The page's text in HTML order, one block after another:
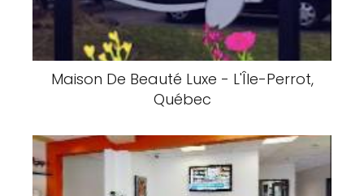
Maison De Beauté Luxe - L'Île-Perrot,
Québec